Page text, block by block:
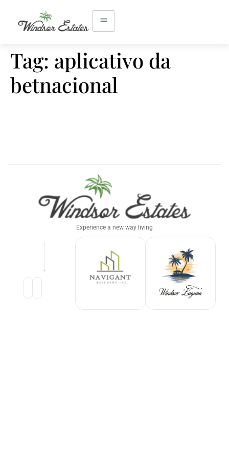
Tag: aplicativo da
betnacional
Experience a new way living